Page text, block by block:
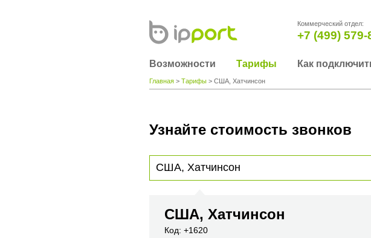
Коммерческий отдел:
+7 (499) 579-
Возможности Тарифы Как
Главная > Тарифы > США, Хатчинсон
Узнайте стоимость звонков
США, Хатчинсон
Код: +1620